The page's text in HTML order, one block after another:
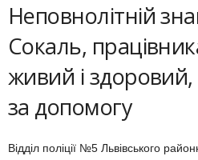
Неповнолітній
Сокаль,
живий і здоровий,
за допомогу
Відділ поліції №5 Львівського